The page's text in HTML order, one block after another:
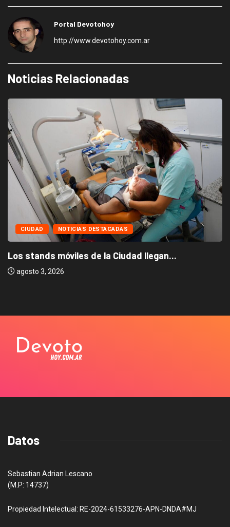
Portal Devotohoy
http://www.devotohoy.com.ar
Noticias Relacionadas
CIUDAD NOTICIAS DESTACADAS
Los stands móviles de la Ciudad llegan...
agosto 3, 2026
Datos
Sebastian Adrian Lescano
(M.P: 14737)
Propiedad Intelectual: RE-2024-61533276-APN-DNDA#MJ